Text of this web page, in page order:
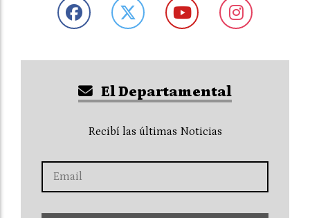
El Departamental
Recibí las últimas Noticias